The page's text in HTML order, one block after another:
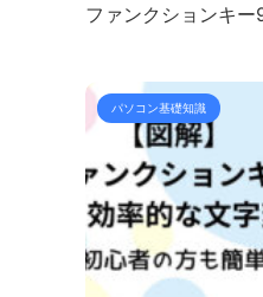
ファンクションキー
パソコン基礎知識